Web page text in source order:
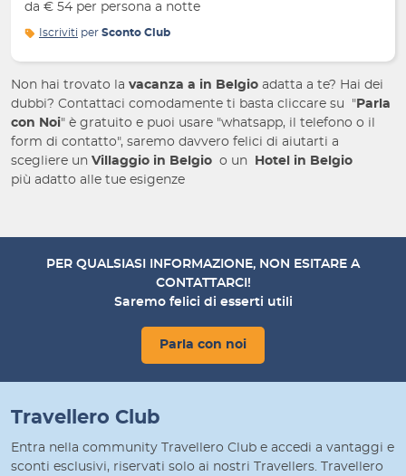
da € 54 per persona a notte
Iscriviti per Sconto Club
Non hai trovato la vacanza a in Belgio adatta a te? Hai dei
dubbi? Contattaci comodamente ti basta cliccare su " Parla
con Noi" è gratuito e puoi usare "whatsapp, il telefono o il
form di contatto", saremo davvero felici di aiutarti a
scegliere un Villaggio in Belgio o un Hotel in Belgio
più adatto alle tue esigenze
PER QUALSIASI INFORMAZIONE, NON ESITARE A
CONTATTARCI!
Saremo felici di esserti utili
Parla con noi
Travellero Club
Entra nella community Travellero Club e accedi a vantaggi e
sconti esclusivi, riservati solo ai nostri Travellers. Travellero